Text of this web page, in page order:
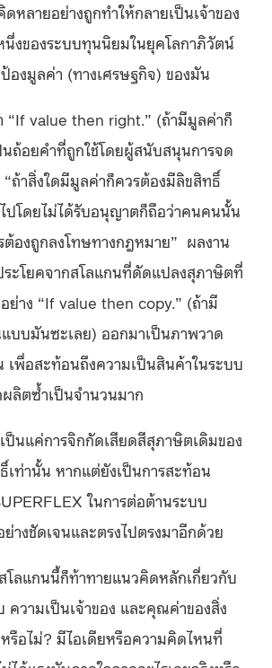
หลายอย่างถูกทำให้กลายเป็นเจ้าของ
นึ่งของระบบทุนนิยมในยุคโลกาภิวัตน์
องมูลค่า (ทางเศรษฐกิจ) ของมัน
“If value then right.” (ถ้ามีมูลค่าก็
ถ้อยคำที่ถูกใช้โดยผู้สนับสนุนการจด
ถ้าสิ่งใดมีมูลค่าก็ควรต้องมีลิขสิทธิ์
ปโดยไม่ได้รับอนุญาตก็ถือว่าคนคนนั้น
ต้องถูกลงโทษทางกฎหมาย” ผลงาน
ระโยคจากสโลแกนที่ดัดแปลงสุภาษิตที่
ย่าง “If value then copy.” (ถ้ามี
บบมันซะเลย) ออกมาเป็นภาพวาด
เพื่อสะท้อนถึงความเป็นสินค้าในระบบ
ลิตซ้ำเป็นจำนวนมาก
ป็นแค่การจิกกัดเสียดสีสุภาษิตเดิมของ
ท่านั้น หากแต่ยังเป็นการสะท้อน
ในการต่อต้านระบบ
างชัดเจนและตรงไปตรงมาอีกด้วย
โลแกนนี้ก็ท้าทายแนวคิดหลักเกี่ยวกับ
วามเป็นเจ้าของ และคุณค่าของสิ่ง
รือไม่? มีไอเดียหรือความคิดไหนที่